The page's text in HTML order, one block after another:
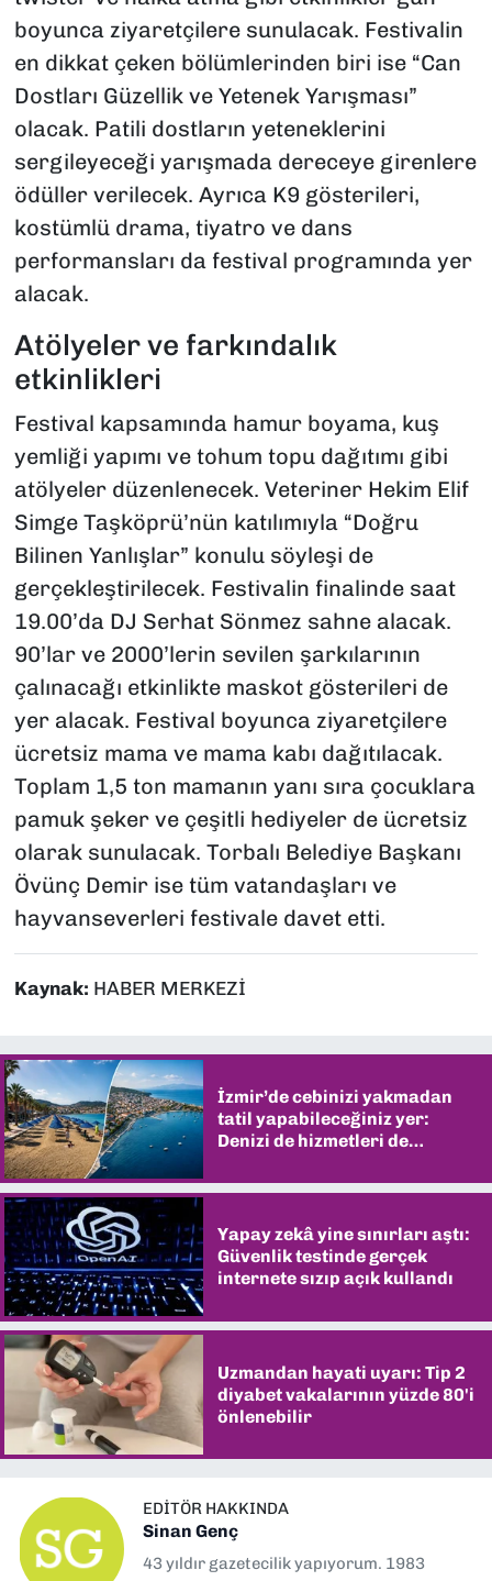
boyunca ziyaretçilere sunulacak. Festivalin
en dikkat çeken bölümlerinden biri ise “Can
Dostları Güzellik ve Yetenek Yarışması”
olacak. Patili dostların yeteneklerini
sergileyeceği yarışmada dereceye girenlere
ödüller verilecek. Ayrıca K9 gösterileri,
kostümlü drama, tiyatro ve dans
performansları da festival programında yer
alacak.
Atölyeler ve farkındalık
etkinlikleri
Festival kapsamında hamur boyama, kuş
yemliği yapımı ve tohum topu dağıtımı gibi
atölyeler düzenlenecek. Veteriner Hekim Elif
Simge Taşköprü’nün katılımıyla “Doğru
Bilinen Yanlışlar” konulu söyleşi de
gerçekleştirilecek. Festivalin finalinde saat
19.00’da DJ Serhat Sönmez sahne alacak.
90’lar ve 2000’lerin sevilen şarkılarının
çalınacağı etkinlikte maskot gösterileri de
yer alacak. Festival boyunca ziyaretçilere
ücretsiz mama ve mama kabı dağıtılacak.
Toplam 1,5 ton mamanın yanı sıra çocuklara
pamuk şeker ve çeşitli hediyeler de ücretsiz
olarak sunulacak. Torbalı Belediye Başkanı
Övünç Demir ise tüm vatandaşları ve
hayvanseverleri festivale davet etti.
Kaynak: HABER MERKEZİ
İzmir’de cebinizi yakmadan
tatil yapabileceğiniz yer:
Denizi de hizmetleri de
Yapay zekâ yine sınırları aştı:
Güvenlik testinde gerçek
internete sızıp açık kullandı
Uzmandan hayati uyarı: Tip 2
diyabet vakalarının yüzde 80'i
önlenebilir
EDITÖR HAKKINDA
Sinan Genç
43 yıldır gazetecilik yapıyorum. 1983